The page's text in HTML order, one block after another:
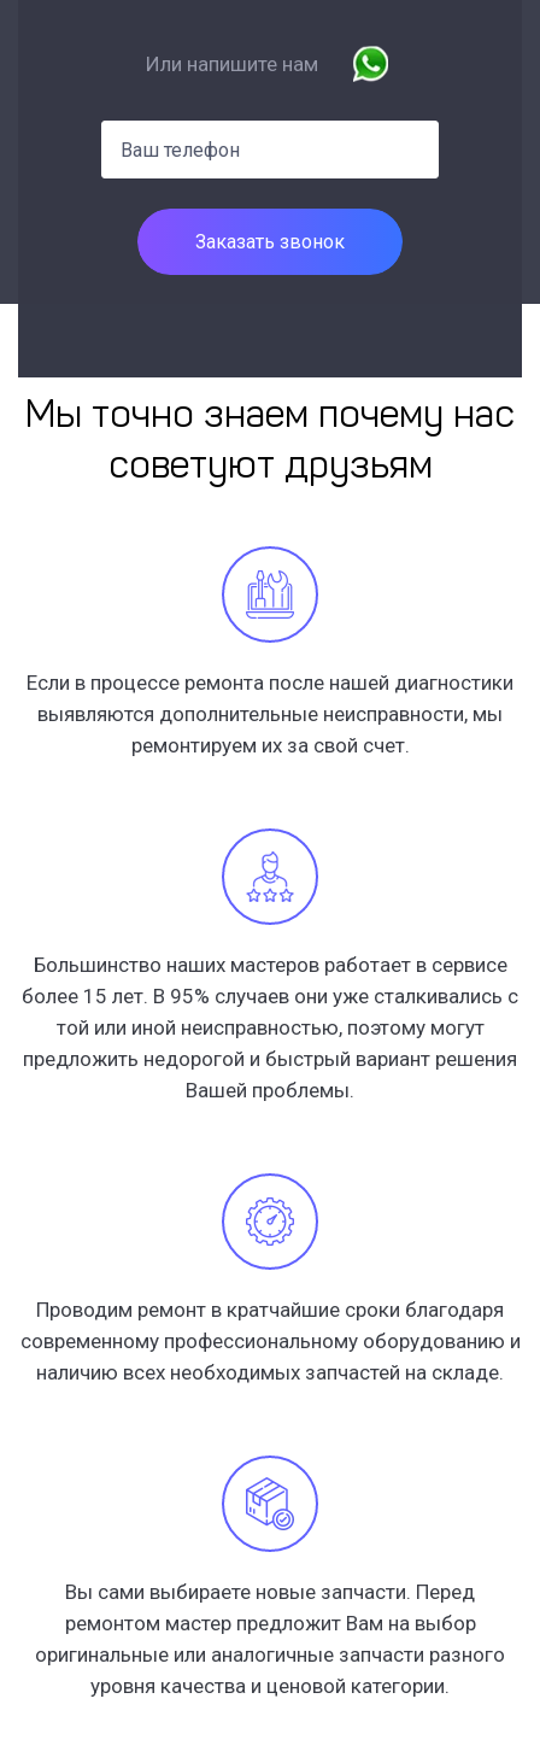
Или напишите нам
Заказать звонок
Мы точно знаем почему нас
советуют друзьям
Если в процессе ремонта после нашей диагностики
выявляются дополнительные неисправности, мы
ремонтируем их за свой счет.
Большинство наших мастеров работает в сервисе
более 15 лет. В 95% случаев они уже сталкивались с
той или иной неисправностью, поэтому могут
предложить недорогой и быстрый вариант решения
Вашей проблемы.
Проводим ремонт в кратчайшие сроки благодаря
современному профессиональному оборудованию и
наличию всех необходимых запчастей на складе.
Вы сами выбираете новые запчасти. Перед
ремонтом мастер предложит Вам на выбор
оригинальные или аналогичные запчасти разного
уровня качества и ценовой категории.